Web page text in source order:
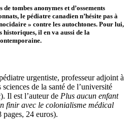
tombes anonymes et d’ossements
le pédiatre canadien n’hésite pas à
» contre les autochtones. Pour lui,
historiques, il en va aussi de la
urgentiste, professeur adjoint à
de la santé de l’université
Il est l’auteur de Plus aucun enfant
finir avec le colonialisme médical
24 euros).